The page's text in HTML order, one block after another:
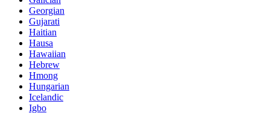
Georgian
Gujarati
Haitian
Hausa
Hawaiian
Hebrew
Hmong
Hungarian
Icelandic
Igbo